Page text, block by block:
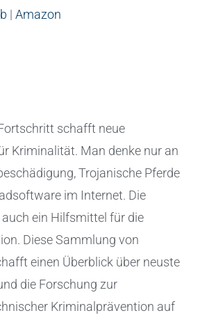
|Amazon
schafft neue
Kriminalität. Man denke nur an
Trojanische Pferde
im Internet. Die
ein Hilfsmittel für die
Diese Sammlung von
einen Überblick über neuste
die Forschung zur
Kriminalprävention auf